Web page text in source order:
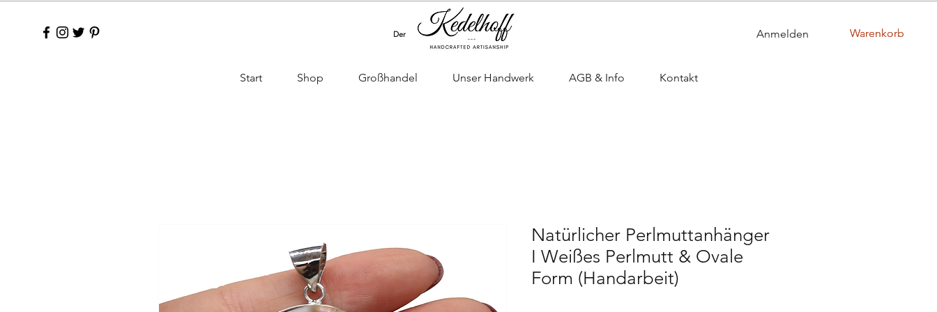
Warenkorb
Anmelden
Shop
AGB & Info
Kontakt
Start
Der Versand ist bei Uns Kostenfrei.
Start Shop Großhandel Unser Handwerk AGB & Info Kontakt
Warenkorb
Natürlicher Perlmuttanhänger
I Weißes Perlmutt & Ovale
Form (Handarbeit)